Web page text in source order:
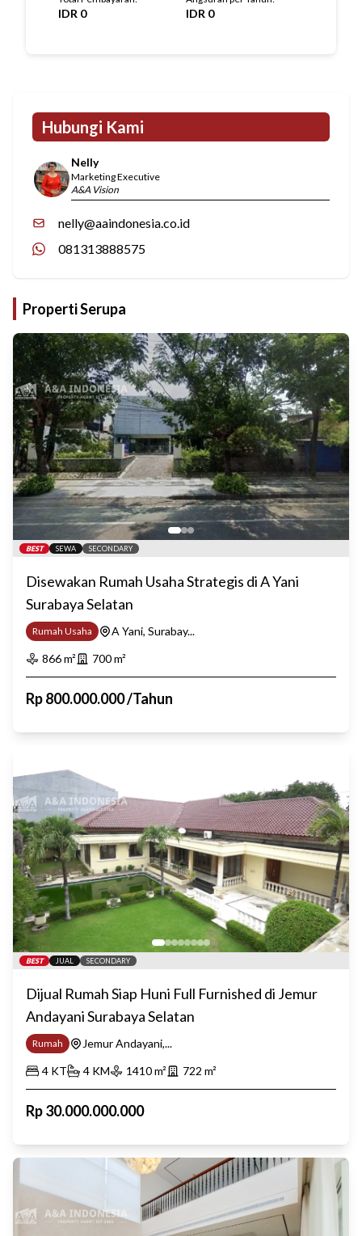
IDR 0 IDR 0
Hubungi Kami
Nelly
Marketing Executive
A&A Vision
nelly@aaindonesia.co.id
081313888575
Properti Serupa
BEST SEWA SECONDARY
Disewakan Rumah Usaha Strategis di A Yani
Surabaya Selatan
Rumah Usaha
A Yani, Surabay...
866m² 700m²
Rp800.000.000/Tahun
BEST JUAL SECONDARY
Dijual Rumah Siap Huni Full Furnished di Jemur
Andayani Surabaya Selatan
Rumah
Jemur Andayani,...
4 KT 4 KM 1410m² 722 m²
Rp30.000.000.000